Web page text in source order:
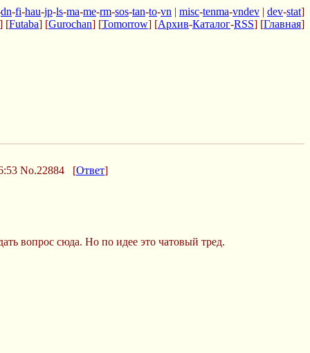
dn-fi-hau-jp-ls-ma-me-rm-sos-tan-to-vn | misc-tenma-vndev | dev-stat]
] [Futaba] [Gurochan] [Tomorrow] [Архив-Каталог-RSS] [Главная]
No.22884 [Ответ]
вопрос сюда. Но по идее это чатовый тред.